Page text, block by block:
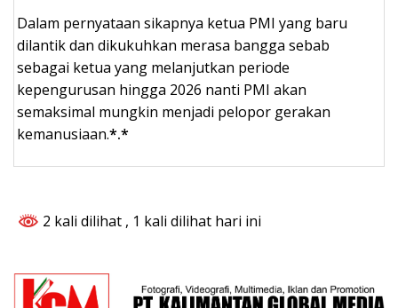
Dalam pernyataan sikapnya ketua PMI yang baru
dilantik dan dikukuhkan merasa bangga sebab
sebagai ketua yang melanjutkan periode
kepengurusan hingga 2026 nanti PMI akan
semaksimal mungkin menjadi pelopor gerakan
kemanusiaan.*.*
2 kali dilihat , 1 kali dilihat hari ini